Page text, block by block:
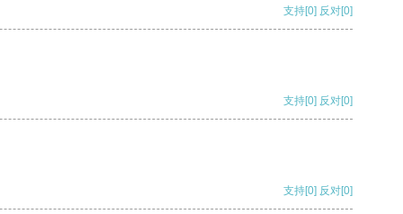
支持[0] 反对[0]
支持[0] 反对[0]
支持[0] 反对[0]